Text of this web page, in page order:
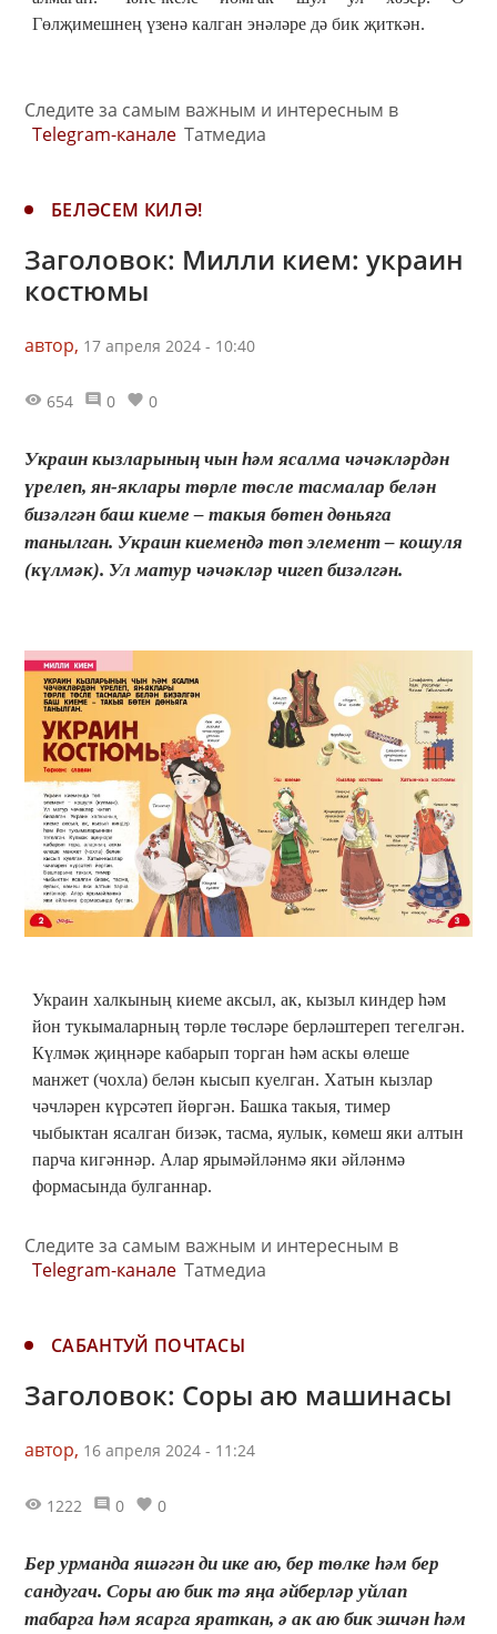
Гөлҗимешнең үзенә калган энәләре дә бик җиткән.
Следите за самым важным и интересным в
Telegram-канале Татмедиа
БЕЛӘСЕМ КИЛӘ!
Заголовок: Милли кием: украин
костюмы
автор, 17 апреля 2024 - 10:40
654 0 0
Украин кызларының чын һәм ясалма чәчәкләрдән
үрелеп, ян-яклары төрле төсле тасмалар белән
бизәлгән баш киеме – такыя бөтен дөньяга
танылган. Украин киемендә төп элемент – кошуля
(күлмәк). Ул матур чәчәкләр чигеп бизәлгән.
Украин халкының киеме аксыл, ак, кызыл киндер һәм
йон тукымаларның төрле төсләре берләштереп тегелгән.
Күлмәк җиңнәре кабарып торган һәм аскы өлеше
манжет (чохла) белән кысып куелган. Хатын кызлар
чәчләрен күрсәтеп йөргән. Башка такыя, тимер
чыбыктан ясалган бизәк, тасма, яулык, көмеш яки алтын
парча кигәннәр. Алар ярымәйләнмә яки әйләнмә
формасында булганнар.
Следите за самым важным и интересным в
Telegram-канале Татмедиа
САБАНТУЙ ПОЧТАСЫ
Заголовок: Соры аю машинасы
автор, 16 апреля 2024 - 11:24
1222 0 0
Бер урманда яшәгән ди ике аю, бер төлке һәм бер
сандугач. Соры аю бик тә яңа әйберләр уйлап
табарга һәм ясарга яраткан, ә ак аю бик эшчән һәм